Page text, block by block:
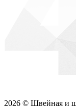
2026 © Швейная и